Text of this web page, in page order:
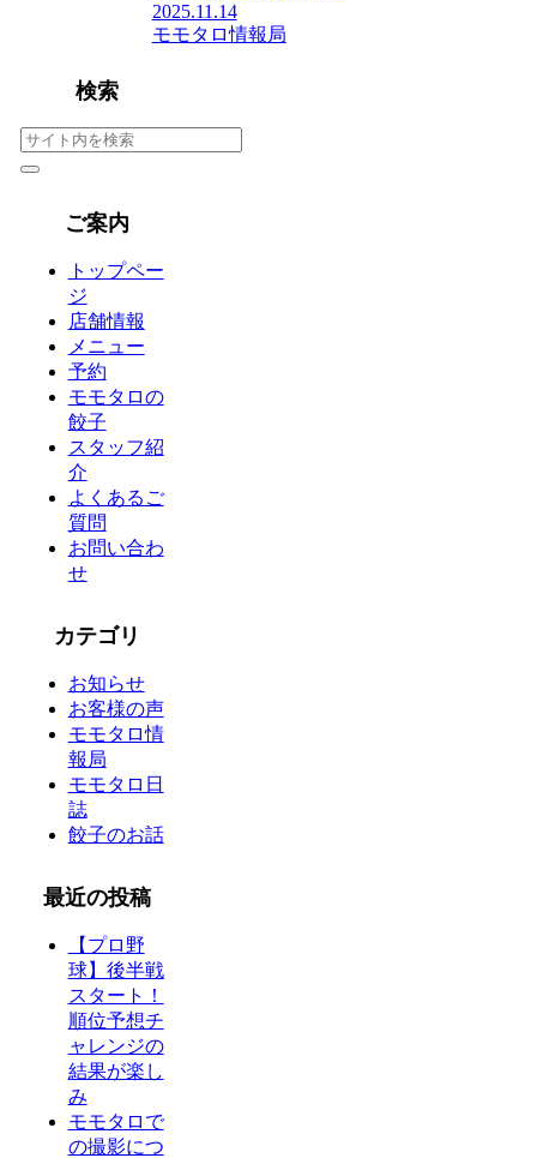
2025.11.14
モモタロ情報局
検索
ご案内
トップペー
ジ
店舗情報
メニュー
予約
モモタロの
餃子
スタッフ紹
介
よくあるご
質問
お問い合わ
せ
カテゴリ
お知らせ
お客様の声
モモタロ情
報局
モモタロ日
誌
餃子のお話
最近の投稿
【プロ野
球】後半戦
スタート！
順位予想チ
ャレンジの
結果が楽し
み
モモタロで
の撮影につ